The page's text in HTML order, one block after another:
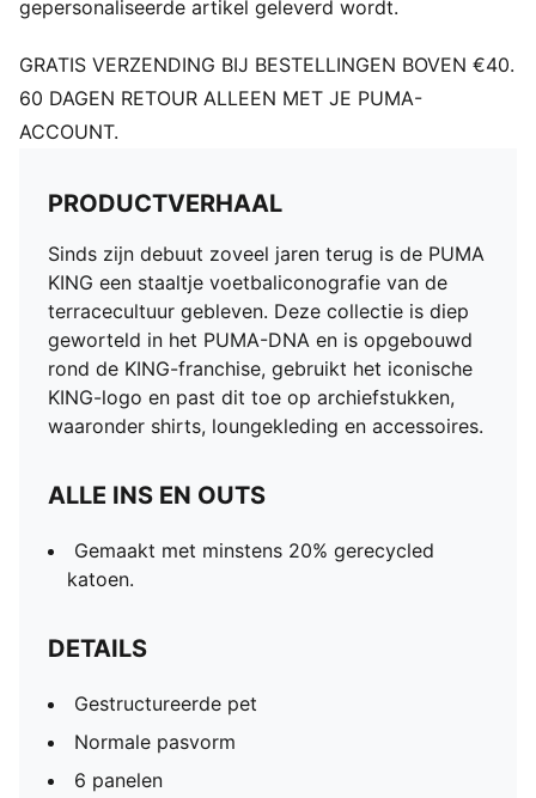
gepersonaliseerde artikel geleverd wordt.
GRATIS VERZENDING BIJ BESTELLINGEN BOVEN €40.
60 DAGEN RETOUR ALLEEN MET JE PUMA-
ACCOUNT.
PRODUCTVERHAAL
Sinds zijn debuut zoveel jaren terug is de PUMA
KING een staaltje voetbaliconografie van de
terracecultuur gebleven. Deze collectie is diep
geworteld in het PUMA-DNA en is opgebouwd
rond de KING-franchise, gebruikt het iconische
KING-logo en past dit toe op archiefstukken,
waaronder shirts, loungekleding en accessoires.
ALLE INS EN OUTS
Gemaakt met minstens 20% gerecycled
katoen.
DETAILS
Gestructureerde pet
Normale pasvorm
6 panelen